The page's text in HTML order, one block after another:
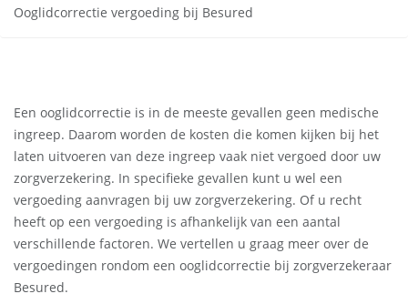
Ooglidcorrectie vergoeding bij Besured
Een ooglidcorrectie is in de meeste gevallen geen medische
ingreep. Daarom worden de kosten die komen kijken bij het
laten uitvoeren van deze ingreep vaak niet vergoed door uw
zorgverzekering. In specifieke gevallen kunt u wel een
vergoeding aanvragen bij uw zorgverzekering. Of u recht
heeft op een vergoeding is afhankelijk van een aantal
verschillende factoren. We vertellen u graag meer over de
vergoedingen rondom een ooglidcorrectie bij zorgverzekeraar
Besured.